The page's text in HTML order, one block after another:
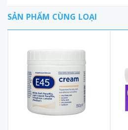
SẢN PHẨM CÙNG LOẠI